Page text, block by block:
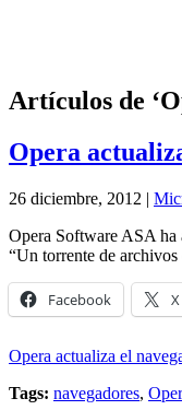
Artículos de
Opera
26 diciembre, 2012 |
Opera Software ASA ha
“Un torrente de
Facebook X
Opera actualiza el
Tags: navegadores,